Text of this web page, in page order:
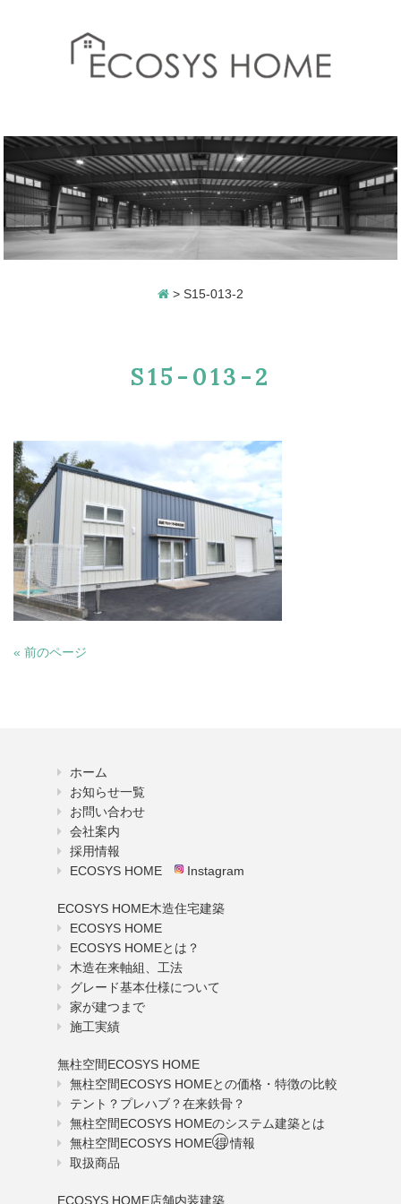
> S15-013-2
S15-013-2
« 前のページ
ホーム
お知らせ一覧
お問い合わせ
会社案内
採用情報
ECOSYS HOME
Instagram
ECOSYS HOME木造住宅建築
ECOSYS HOME
ECOSYS HOMEとは？
木造在来軸組、工法
グレード基本仕様について
家が建つまで
施工実績
無柱空間ECOSYS HOME
無柱空間ECOSYS HOMEとの価格・特徴の比較
テント？プレハブ？在来鉄骨？
無柱空間ECOSYS HOMEのシステム建築とは
無柱空間ECOSYS HOME得情報
取扱商品
ECOSYS HOME店舗内装建築